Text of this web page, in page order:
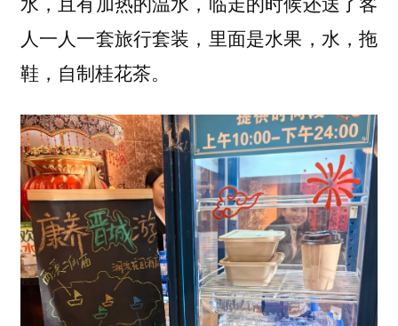
人一人一套旅行套装，里面是水果，水，拖
鞋，自制桂花茶。